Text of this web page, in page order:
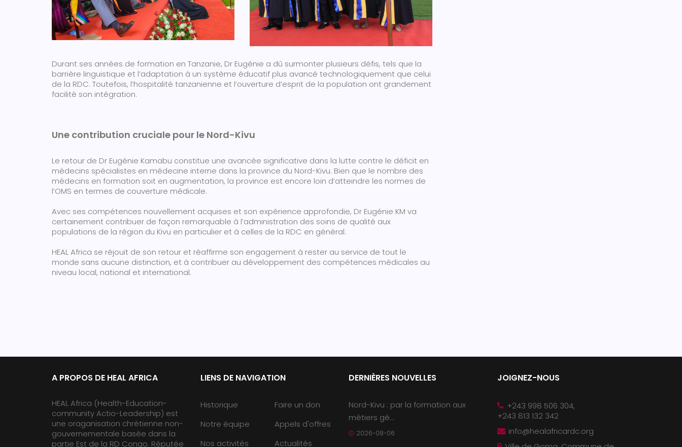
Durant ses années de formation en Tanzanie, Dr Eugénie a dû surmonter plusieurs défis, tels que la
barrière linguistique et l’adaptation à un système éducatif plus avancé technologiquement que celui
de la RDC. Toutefois, l’hospitalité tanzanienne et l’ouverture d’esprit de la population ont grandement
facilité son intégration.
Une contribution cruciale pour le Nord-Kivu
Le retour de Dr Eugénie Kamabu constitue une avancée significative dans la lutte contre le déficit en
médecins spécialistes en médecine interne dans la province du Nord-Kivu. Bien que le nombre des
médecins en formation soit en augmentation, la province est encore loin d’atteindre les normes de
l’OMS en termes de couverture médicale.
Avec ses compétences nouvellement acquises et son expérience approfondie, Dr Eugénie KM va
certainement contribuer de façon remarquable à l’administration des soins de qualité aux
populations de la région du Kivu en particulier et à celles de la RDC en général.
HEAL Africa se réjouit de son retour et réaffirme son engagement à rester au service de tout le
monde sans aucune distinction, et à contribuer au développement des compétences médicales au
niveau local, national et international.
A PROPOS DE HEAL AFRICA
HEAL Africa (Health-Education-
community Actio-Leadership) est
une oraganisation chrétienne non-
gouvernementale basée dans la
partie Est de la RD Congo. Réputée
LIENS DE NAVIGATION
Historique
Notre équipe
Nos activités
Faire un don
Appels d'offres
Actualités
DERNIÈRES NOUVELLES
Nord-Kivu : par la formation aux
métiers gé...
2026-08-06
JOIGNEZ-NOUS
+243 998 506 304,
+243 813 132 342
info@healafricardc.org